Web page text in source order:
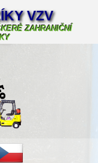
VZV
ZAHRANIČNÍ